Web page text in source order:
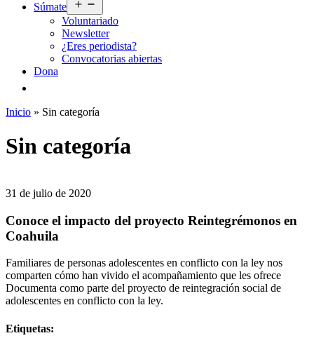
Súmate
el
menú
Voluntariado
Newsletter
¿Eres periodista?
Convocatorias abiertas
Dona
Inicio » Sin categoría
Sin categoría
31 de julio de 2020
Conoce el impacto del proyecto Reintegrémonos en
Coahuila
Familiares de personas adolescentes en conflicto con la ley nos
comparten cómo han vivido el acompañamiento que les ofrece
Documenta como parte del proyecto de reintegración social de
adolescentes en conflicto con la ley.
Etiquetas: